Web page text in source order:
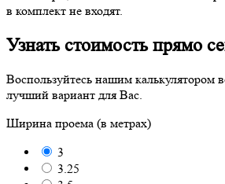
в комплект не входят.
Узнать стоимость прямо
Воспользуйтесь нашим калькулятором
лучший вариант для Вас.
Ширина проема (в метрах)
3
3.25